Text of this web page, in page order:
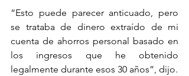
“Esto puede parecer anticuado, pero
se trataba de dinero extraído de mi
cuenta de ahorros personal basado en
los ingresos que he obtenido
legalmente durante esos 30 años”, dijo.